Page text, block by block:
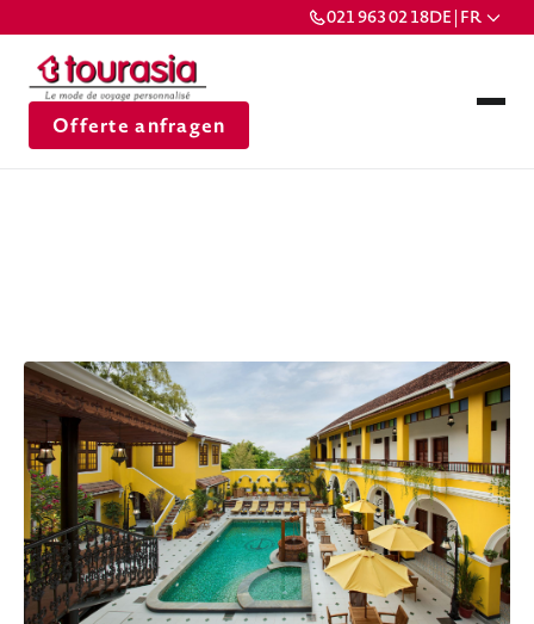
021 963 02 18DE | FR
Offerte anfragen